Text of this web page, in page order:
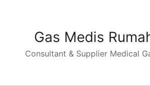
Gas Medis
Consultant & Supplier Medical